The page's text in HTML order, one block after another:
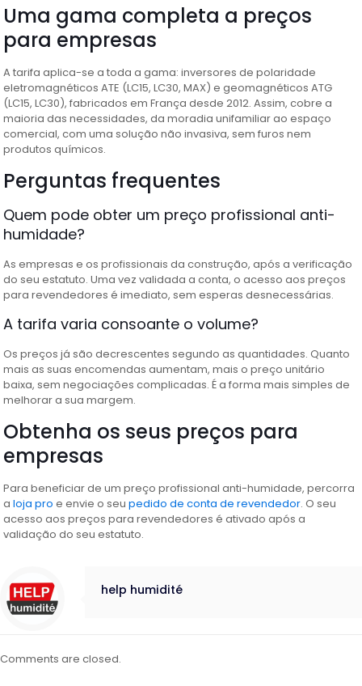
Uma gama completa a preços
para empresas
A tarifa aplica-se a toda a gama: inversores de polaridade
eletromagnéticos ATE (LC15, LC30, MAX) e geomagnéticos ATG
(LC15, LC30), fabricados em França desde 2012. Assim, cobre a
maioria das necessidades, da moradia unifamiliar ao espaço
comercial, com uma solução não invasiva, sem furos nem
produtos químicos.
Perguntas frequentes
Quem pode obter um preço profissional anti-
humidade?
As empresas e os profissionais da construção, após a verificação
do seu estatuto. Uma vez validada a conta, o acesso aos preços
para revendedores é imediato, sem esperas desnecessárias.
A tarifa varia consoante o volume?
Os preços já são decrescentes segundo as quantidades. Quanto
mais as suas encomendas aumentam, mais o preço unitário
baixa, sem negociações complicadas. É a forma mais simples de
melhorar a sua margem.
Obtenha os seus preços para
empresas
Para beneficiar de um preço profissional anti-humidade, percorra
aloja pro e envie o seupedido de conta de revendedor. O seu
acesso aos preços para revendedores é ativado após a
validação do seu estatuto.
help humidité
Comments are closed.